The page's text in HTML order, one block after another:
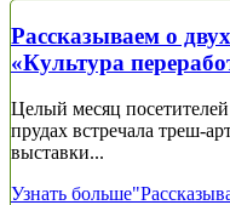
Рассказываем о
«Культура
Целый месяц
прудах встречала треш-
выставки...
Узнать больше